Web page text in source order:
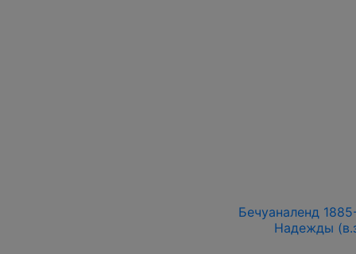
Бечуаналенд
Надежды